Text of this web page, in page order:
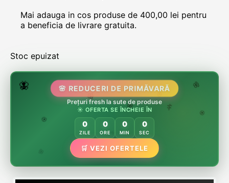
Mai adauga in cos produse de 400,00 lei pentru
a beneficia de livrare gratuita.
Stoc epuizat
🌸
🌸
🌿
🌸
🏵️
🌷
🦋 🌸 REDUCERI DE PRIMĂVARĂ
Prețuri fresh la sute de produse
☀️ OFERTA SE ÎNCHEIE ÎN
0
ZILE
0
ORE
0
MIN
0
SEC
🛒 VEZI OFERTELE